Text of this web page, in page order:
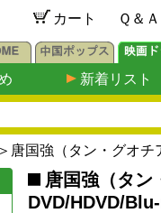
カート Ｑ＆Ａ
新着リスト
＞唐国強（タン・グオ
唐国強（タン
DVD/HDVD/